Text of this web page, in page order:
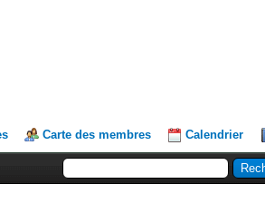
Carte des membres Calendrier